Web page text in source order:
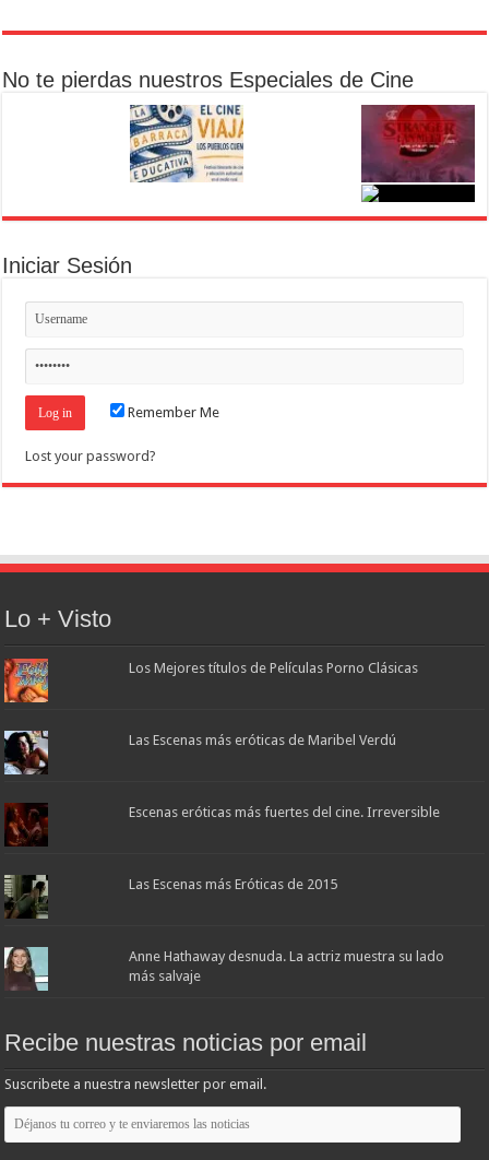
No te pierdas nuestros Especiales de Cine
Iniciar Sesión
Remember Me
Lost your password?
Lo + Visto
Los Mejores títulos de Películas Porno Clásicas
Las Escenas más eróticas de Maribel Verdú
Escenas eróticas más fuertes del cine. Irreversible
Las Escenas más Eróticas de 2015
Anne Hathaway desnuda. La actriz muestra su lado
más salvaje
Recibe nuestras noticias por email
Suscribete a nuestra newsletter por email.
Déjanos
tu
correo